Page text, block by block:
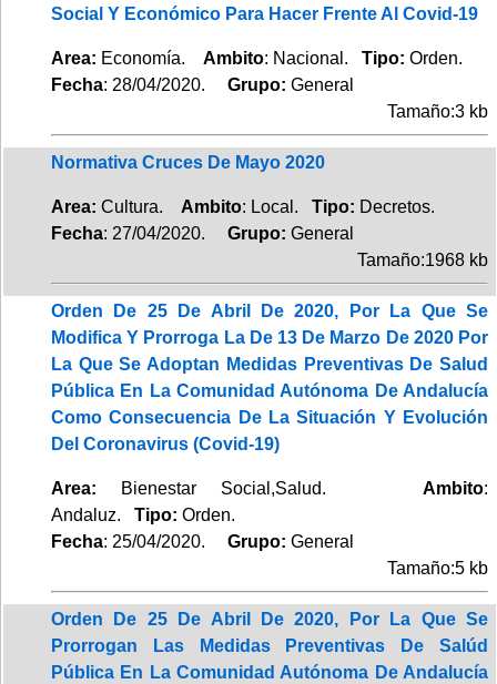
Social Y Económico Para Hacer Frente Al Covid-19
Area: Economía. Ambito: Nacional. Tipo: Orden.
Fecha: 28/04/2020. Grupo: General
Tamaño:3 kb
Normativa Cruces De Mayo 2020
Area: Cultura. Ambito: Local. Tipo: Decretos.
Fecha: 27/04/2020. Grupo: General
Tamaño:1968 kb
Orden De 25 De Abril De 2020, Por La Que Se
Modifica Y Prorroga La De 13 De Marzo De 2020 Por
La Que Se Adoptan Medidas Preventivas De Salud
Pública En La Comunidad Autónoma De Andalucía
Como Consecuencia De La Situación Y Evolución
Del Coronavirus (Covid-19)
Area: Bienestar Social,Salud. Ambito:
Andaluz. Tipo: Orden.
Fecha: 25/04/2020. Grupo: General
Tamaño:5 kb
Orden De 25 De Abril De 2020, Por La Que Se
Prorrogan Las Medidas Preventivas De Salúd
Pública En La Comunidad Autónoma De Andalucía